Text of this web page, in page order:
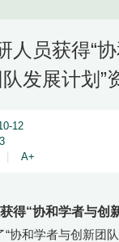
人员获得“
队发展计划”
12
A+
得“协和学者与创
和学者与创新团队